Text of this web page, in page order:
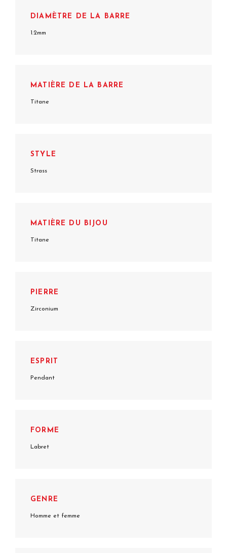
DIAMÈTRE DE LA BARRE
1.2mm
MATIÈRE DE LA BARRE
Titane
STYLE
Strass
MATIÈRE DU BIJOU
Titane
PIERRE
Zirconium
ESPRIT
Pendant
FORME
Labret
GENRE
Homme et femme